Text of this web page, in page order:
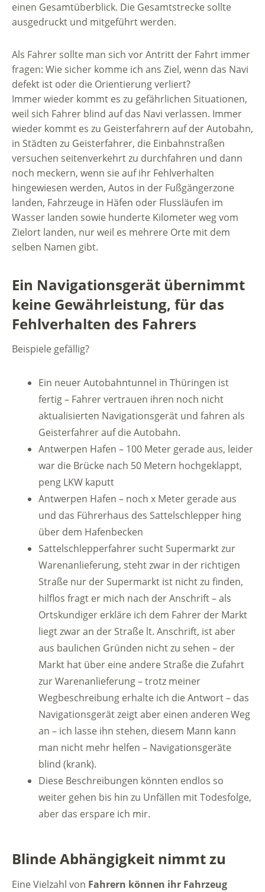
einen Gesamtüberblick. Die Gesamtstrecke sollte
ausgedruckt und mitgeführt werden.
Als Fahrer sollte man sich vor Antritt der Fahrt immer
fragen: Wie sicher komme ich ans Ziel, wenn das Navi
defekt ist oder die Orientierung verliert?
Immer wieder kommt es zu gefährlichen Situationen,
weil sich Fahrer blind auf das Navi verlassen. Immer
wieder kommt es zu Geisterfahrern auf der Autobahn,
in Städten zu Geisterfahrer, die Einbahnstraßen
versuchen seitenverkehrt zu durchfahren und dann
noch meckern, wenn sie auf ihr Fehlverhalten
hingewiesen werden, Autos in der Fußgängerzone
landen, Fahrzeuge in Häfen oder Flussläufen im
Wasser landen sowie hunderte Kilometer weg vom
Zielort landen, nur weil es mehrere Orte mit dem
selben Namen gibt.
Ein Navigationsgerät übernimmt
keine Gewährleistung, für das
Fehlverhalten des Fahrers
Beispiele gefällig?
Ein neuer Autobahntunnel in Thüringen ist
fertig – Fahrer vertrauen ihren noch nicht
aktualisierten Navigationsgerät und fahren als
Geisterfahrer auf die Autobahn.
Antwerpen Hafen – 100 Meter gerade aus, leider
war die Brücke nach 50 Metern hochgeklappt,
peng LKW kaputt
Antwerpen Hafen – noch x Meter gerade aus
und das Führerhaus des Sattelschlepper hing
über dem Hafenbecken
Sattelschlepperfahrer sucht Supermarkt zur
Warenanlieferung, steht zwar in der richtigen
Straße nur der Supermarkt ist nicht zu finden,
hilflos fragt er mich nach der Anschrift – als
Ortskundiger erkläre ich dem Fahrer der Markt
liegt zwar an der Straße lt. Anschrift, ist aber
aus baulichen Gründen nicht zu sehen – der
Markt hat über eine andere Straße die Zufahrt
zur Warenanlieferung – trotz meiner
Wegbeschreibung erhalte ich die Antwort – das
Navigationsgerät zeigt aber einen anderen Weg
an – ich lasse ihn stehen, diesem Mann kann
man nicht mehr helfen – Navigationsgeräte
blind (krank).
Diese Beschreibungen könnten endlos so
weiter gehen bis hin zu Unfällen mit Todesfolge,
aber das erspare ich mir.
Blinde Abhängigkeit nimmt zu
Eine Vielzahl von Fahrern können ihr Fahrzeug